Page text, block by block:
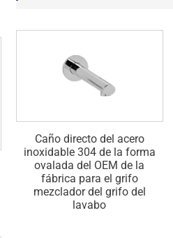
Caño directo del acero
inoxidable 304 de la forma
ovalada del OEM de la
fábrica para el grifo
mezclador del grifo del
lavabo